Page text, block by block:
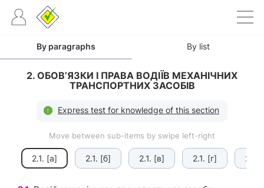
By paragraphs By list
2. ОБОВ’ЯЗКИ І ПРАВА ВОДІЇВ МЕХАНІЧНИХ
ТРАНСПОРТНИХ ЗАСОБІВ
Express test for knowledge of this section
Move between sub-items by swipe left-right
2.1. [а] 2.1. [б] 2.1. [в] 2.1. [г] 2.1.